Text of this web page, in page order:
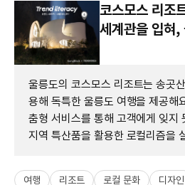
코스모스 리조
세계관을 입혀,
울릉도의 코스모스 리조트는 송곳
용해 독특한 울릉도 여행을 제공해
춤형 서비스를 통해 고객에게 잊지
지역 특산품을 활용한 로컬리즘을
여행 리조트 로컬 문화 디자인